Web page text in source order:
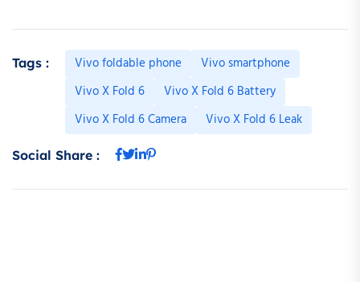
Tags : Vivo foldable phone
Vivo smartphone
Vivo X Fold 6
Vivo X Fold 6 Battery
Vivo X Fold 6 Camera
Vivo X Fold 6 Leak
Social Share :